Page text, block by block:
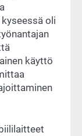
oli
käyttö